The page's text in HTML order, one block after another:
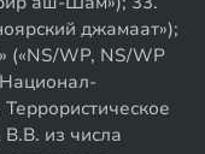
джамаат»);
(«NS/WP, NS/WP
из числа